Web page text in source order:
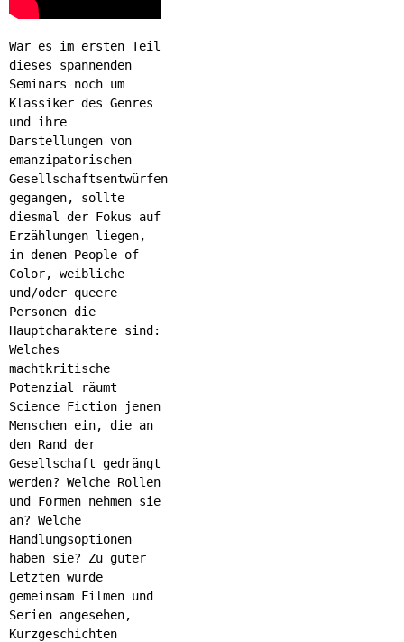
War es im ersten Teil
dieses spannenden
Seminars noch um
Klassiker des Genres
und ihre
Darstellungen von
emanzipatorischen
Gesellschaftsentwürfen
gegangen, sollte
diesmal der Fokus auf
Erzählungen liegen,
in denen People of
Color, weibliche
und/oder queere
Personen die
Hauptcharaktere sind:
Welches
machtkritische
Potenzial räumt
Science Fiction jenen
Menschen ein, die an
den Rand der
Gesellschaft gedrängt
werden? Welche Rollen
und Formen nehmen sie
an? Welche
Handlungsoptionen
haben sie? Zu guter
Letzten wurde
gemeinsam Filmen und
Serien angesehen,
Kurzgeschichten